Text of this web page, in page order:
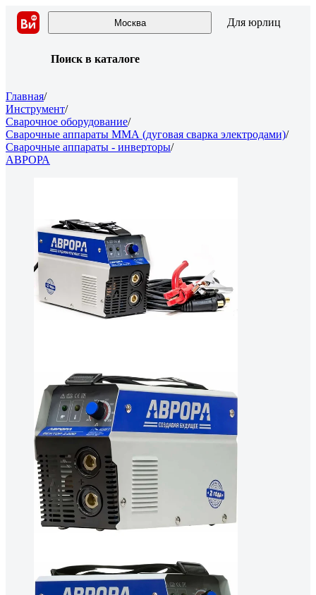
Москва Для юрлиц
Поиск в каталоге
Главная/
Инструмент/
Сварочное оборудование/
Сварочные аппараты ММА (дуговая сварка электродами)/
Сварочные аппараты - инверторы/
АВРОРА